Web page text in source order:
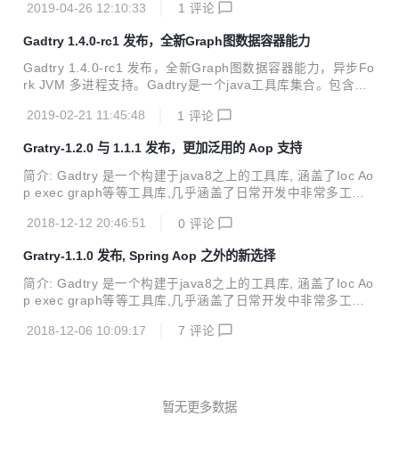
式程序到Apache Yarn集群运行。 通过它您只需编写Stream
6 特性预览 1. 支持将Stream SQL编译为Spark Streaming引
擎来执行流计算作业 2. 支持将Stream SQL编译为Spark2x S
tructuredStreaming引擎来执行流计算作业 3. Spark Streami
2019-04-26 12:10:33 1 评论
Gadtry 1.4.0-rc1 发布，全新Graph图数据容器能力
Gadtry 1.4.0-rc1 发布，全新Graph图数据容器能力，异步Fo
rk JVM 多进程支持。Gadtry是一个java工具库集合。包含：i
全零依赖。更新内容如下： Aop: Fix JavassistProxy thread
asynchronous ForkJvm supports environment variable set
tings Graph: Graph supports sear...
2019-02-21 11:45:48 1 评论
Gratry-1.2.0 与 1.1.1 发布，更加泛用的 Aop 支持
简介: Gadtry 是一个构建于java8之上的工具库, 涵盖了Ioc Ao
p exec graph等等工具库,几乎涵盖了日常开发中非常多工具
ndency> <groupId>com.github.harbby</groupId> <artif
endency> 1.2.0版本主要加强Aop功能，具体如下： 对普通
对象代理时正式支持方法过滤 returnType(Class<?>... ret...
2018-12-12 20:46:51 0 评论
Gratry-1.1.0 发布, Spring Aop 之外的新选择
简介: Gadtry 是一个构建于java8之上的工具库, 涵盖了Ioc Ao
p exec graph等等工具库,几乎涵盖了日常开发中非常多工具
新增Aop功能，特点如下： * 新增完备 Aop功能, 支持接口代
y-Ioc: IocFactory iocFactory = GadTry.create(bind...
2018-12-06 10:09:17 7 评论
暂无更多数据